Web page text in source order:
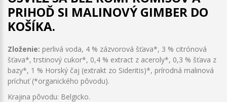
PRIHOĎ SI MALINOVÝ GIMBER DO
KOŠÍKA.
Zloženie: perlivá voda, 4 % zázvorová šťava*, 3 % citrónová
šťava*, trstinový cukor*, 0,4 % extract z aceroly*, 0,3 % šťava z
bazy*, 1 % Horský čaj (extrakt zo Sideritis)*, prírodná malinová
príchuť (*organického pôvodu).
Krajina pôvodu: Belgicko.